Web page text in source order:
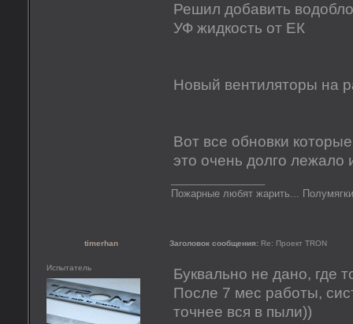
Решил добавить
УФ жидкость от ЕК
Новый вентиляторы на
Вот все обновки
это очень долго лежало
Пожарные любят жарить...
timerhan Заголовок сообщения: Re: Проект TRON
Испытатель
Буквально не дано, где
После 7 мес работы,
точнее вся в пыли))